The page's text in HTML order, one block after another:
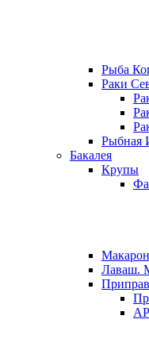
Рыба
Раки
Рыбная
Бакалея
Крупы
Лаваш.